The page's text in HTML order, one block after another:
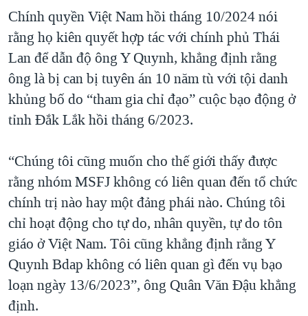
Chính quyền Việt Nam hồi tháng 10/2024 nói
rằng họ kiên quyết hợp tác với chính phủ Thái
Lan để dẫn độ ông Y Quynh, khẳng định rằng
ông là bị can bị tuyên án 10 năm tù với tội danh
khủng bố do “tham gia chỉ đạo” cuộc bạo động ở
tỉnh Đắk Lắk hồi tháng 6/2023.
“Chúng tôi cũng muốn cho thế giới thấy được
rằng nhóm MSFJ không có liên quan đến tổ chức
chính trị nào hay một đảng phái nào. Chúng tôi
chỉ hoạt động cho tự do, nhân quyền, tự do tôn
giáo ở Việt Nam. Tôi cũng khẳng định rằng Y
Quynh Bdap không có liên quan gì đến vụ bạo
loạn ngày 13/6/2023”, ông Quân Văn Đậu khẳng
định.